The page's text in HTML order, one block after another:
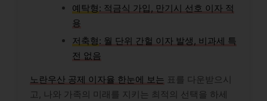
예탁형: 적금식 가입, 만기시 선호 이자 적
용
저축형: 월 단위 간헐 이자 발생, 비과세 특
전 없음
노란우산 공제 이자율 한눈에 보는 표를 다운받으시
고, 나와 가족의 미래를 지키는 최적의 선택을 하세